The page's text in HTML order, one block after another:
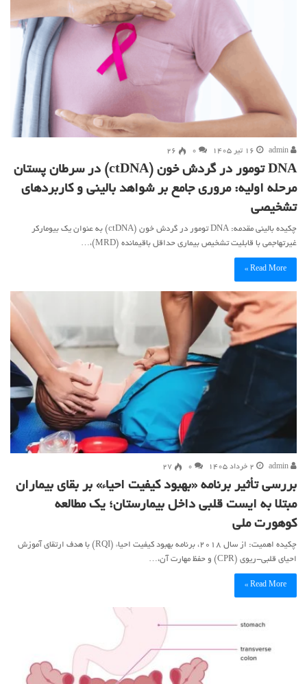
۱۶ تیر ۱۴۰۵ ۰ 26
DNA تومور در گردش خون (ctDNA) در سرطان پستان
مرحله اولیه: مروری جامع بر شواهد بالینی و کاربردهای
تشخیصی
چکیده بالینی مقدمه: DNA تومور در گردش خون (ctDNA) به عنوان یک بیومارکر
غیرتهاجمی با قابلیت تشخیص بیماری حداقل باقیمانده (MRD)،…
Read More »
۲ خرداد ۱۴۰۵ ۰ 27
بررسی تأثیر برنامه «بهبود کیفیت احیاء» بر بقای بیماران
مبتلا به ایست قلبی داخل بیمارستان؛ یک مطالعه
کوهورت ملی
چکیده اهمیت: از سال ۲۰۱۸، برنامه بهبود کیفیت احیاء (RQI) با هدف ارتقای آموزش
احیای قلبی-ریوی (CPR) و حفظ مهارت آن،…
Read More »